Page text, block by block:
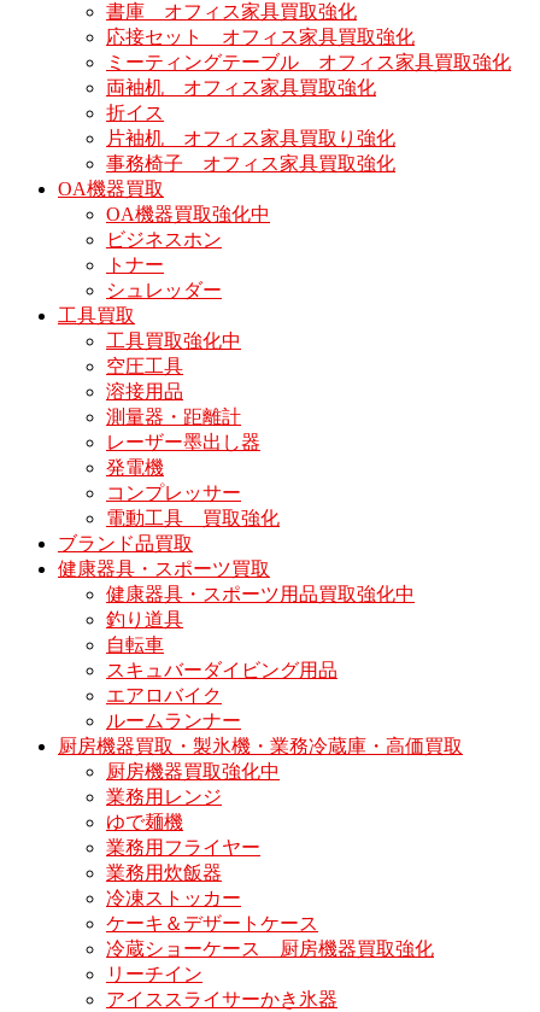
書庫 オフィス家具買取強化
応接セット オフィス家具買取強化
ミーティングテーブル オフィス家具買取強化
両袖机 オフィス家具買取強化
折イス
片袖机 オフィス家具買取り強化
事務椅子 オフィス家具買取強化
OA機器買取
OA機器買取強化中
ビジネスホン
トナー
シュレッダー
工具買取
工具買取強化中
空圧工具
溶接用品
測量器・距離計
レーザー墨出し器
発電機
コンプレッサー
電動工具 買取強化
ブランド品買取
健康器具・スポーツ買取
健康器具・スポーツ用品買取強化中
釣り道具
自転車
スキュバーダイビング用品
エアロバイク
ルームランナー
厨房機器買取・製氷機・業務冷蔵庫・高価買取
厨房機器買取強化中
業務用レンジ
ゆで麺機
業務用フライヤー
業務用炊飯器
冷凍ストッカー
ケーキ＆デザートケース
冷蔵ショーケース 厨房機器買取強化
リーチイン
アイススライサーかき氷器